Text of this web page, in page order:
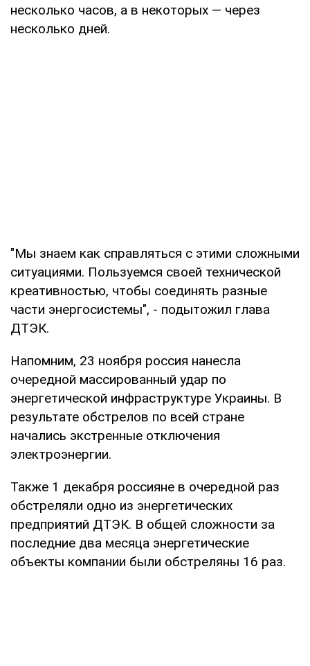
несколько часов, а в некоторых — через
несколько дней.
"Мы знаем как справляться с этими сложными
ситуациями. Пользуемся своей технической
креативностью, чтобы соединять разные
части энергосистемы", - подытожил глава
ДТЭК.
Напомним, 23 ноября россия нанесла
очередной массированный удар по
энергетической инфраструктуре Украины. В
результате обстрелов по всей стране
начались экстренные отключения
электроэнергии.
Также 1 декабря россияне в очередной раз
обстреляли одно из энергетических
предприятий ДТЭК. В общей сложности за
последние два месяца энергетические
объекты компании были обстреляны 16 раз.